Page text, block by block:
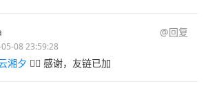
@回复
08 23:59:28
湘夕 👌🏻 感谢，友链已加